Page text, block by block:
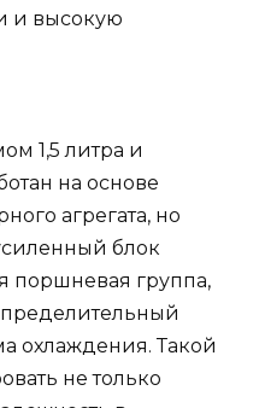
и высокую
1,5 литра и
на основе
агрегата, но
блок
поршневая группа,
охлаждения. Такой
не только